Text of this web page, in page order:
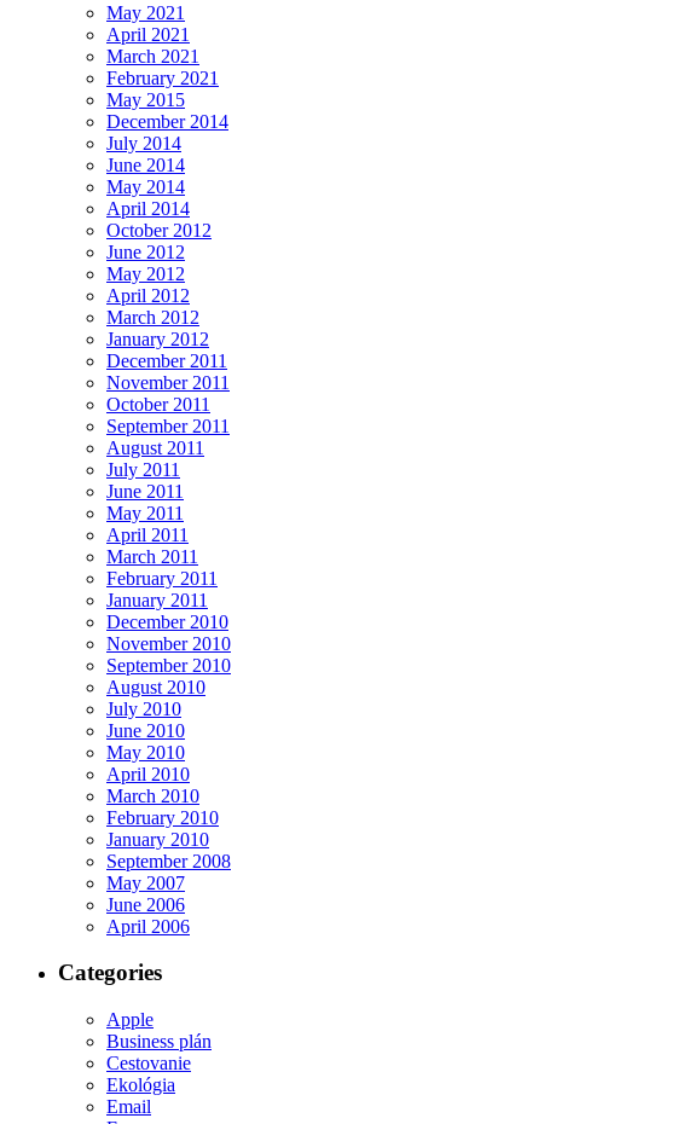
May 2021
April 2021
March 2021
February 2021
May 2015
December 2014
July 2014
June 2014
May 2014
April 2014
October 2012
June 2012
May 2012
April 2012
March 2012
January 2012
December 2011
November 2011
October 2011
September 2011
August 2011
July 2011
June 2011
May 2011
April 2011
March 2011
February 2011
January 2011
December 2010
November 2010
September 2010
August 2010
July 2010
June 2010
May 2010
April 2010
March 2010
February 2010
January 2010
September 2008
May 2007
June 2006
April 2006
Categories
Apple
Business plán
Cestovanie
Ekológia
Email